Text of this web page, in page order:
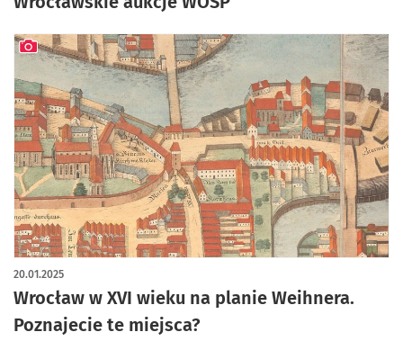
Wrocław w XVI wieku na planie Weihnera.
Poznajecie te miejsca?
20.01.2025
artykuł z galerią zdjęć